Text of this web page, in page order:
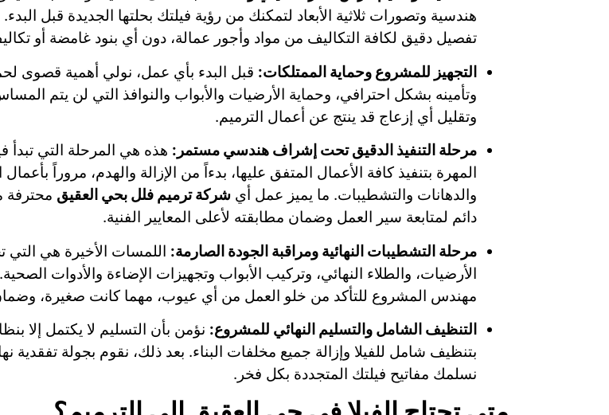
هندسية وتصورات ثلاثية الأبعاد لتمكنك من رؤية فيلتك بحلتها الجديدة
تفصيل دقيق لكافة التكاليف من مواد وأجور عمالة، دون أي بنود غامضة أو
التجهيز للمشروع وحماية الممتلكات: قبل البدء بأي عمل، نولي أهمية قصوى
وتأمينه بشكل احترافي، وحماية الأرضيات والأبواب والنوافذ التي لن يتم
وتقليل أي إزعاج قد ينتج عن أعمال الترميم.
مرحلة التنفيذ الدقيق تحت إشراف هندسي مستمر: هذه هي المرحلة التي تبدأ
المهرة بتنفيذ كافة الأعمال المتفق عليها، بدءاً من الإزالة والهدم، مروراً
والدهانات والتشطيبات. ما يميز عمل أيشركة ترميم فلل بحي العقيق
دائم لمتابعة سير العمل وضمان مطابقته لأعلى المعايير الفنية.
مرحلة التشطيبات النهائية ومراقبة الجودة الصارمة: اللمسات الأخيرة هي التي
الأرضيات، والطلاء النهائي، وتركيب الأبواب وتجهيزات الإضاءة والأدوات
مهندس المشروع للتأكد من خلو العمل من أي عيوب، مهما كانت صغيرة، وضمان
التنظيف الشامل والتسليم النهائي للمشروع: نؤمن بأن التسليم لا يكتمل إلا
بتنظيف شامل للفيلا وإزالة جميع مخلفات البناء. بعد ذلك، نقوم بجولة
نسلمك مفاتيح فيلتك المتجددة بكل فخر.